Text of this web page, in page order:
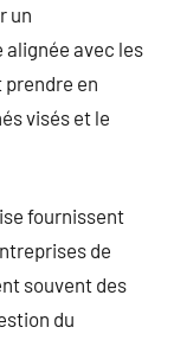
un
avec les
prendre en
visés et le
fournissent
de
souvent des
du